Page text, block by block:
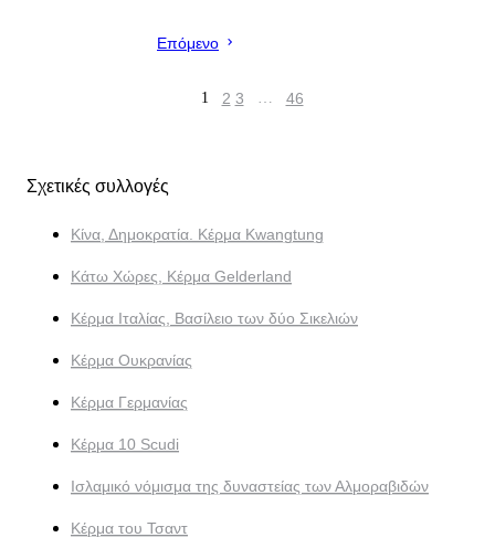
Επόμενο
1 2 3 … 46
Σχετικές συλλογές
Κίνα, Δημοκρατία. Κέρμα Kwangtung
Κάτω Χώρες, Κέρμα Gelderland
Κέρμα Ιταλίας, Βασίλειο των δύο Σικελιών
Κέρμα Ουκρανίας
Κέρμα Γερμανίας
Κέρμα 10 Scudi
Ισλαμικό νόμισμα της δυναστείας των Αλμοραβιδών
Κέρμα του Τσαντ